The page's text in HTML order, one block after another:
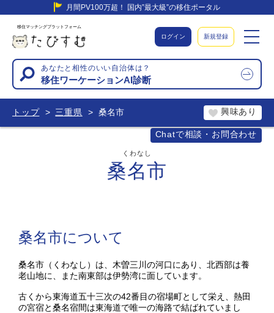
月間PV100万超！ 国内”最大級”の移住ポータル
移住マッチングプラットフォーム
ログイン 新規登録
あなたと相性のいい自治体は？
移住ワーケーションAI診断
トップ 三重県 桑名市
Chatで相談・お問合わせ
興味あり
桑名市
くわなし
桑名市について
桑名市（くわなし）は、木曽三川の河口にあり、北西部は養
老山地に、また南東部は伊勢湾に面しています。
古くから東海道五十三次の42番目の宿場町として栄え、熱田
の宮宿と桑名宿間は東海道で唯一の海路で結ばれていまし